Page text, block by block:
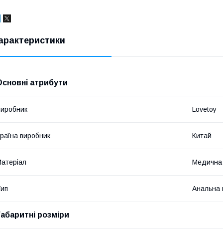
атрибути
Lovetoy
виробник Китай
Медична
Анальна
розміри